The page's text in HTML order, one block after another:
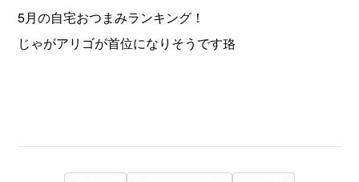
5月の自宅おつまみランキング！
じゃがアリゴが首位になりそうです珞